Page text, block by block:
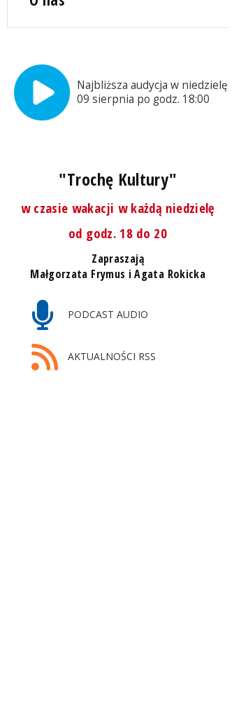
Najbliższa audycja w niedzielę,
09 sierpnia po godz. 18:00
"Trochę Kultury"
w czasie wakacji w każdą niedzielę
od godz. 18 do 20
Zapraszają
Małgorzata Frymus i Agata Rokicka
PODCAST AUDIO
AKTUALNOŚCI RSS